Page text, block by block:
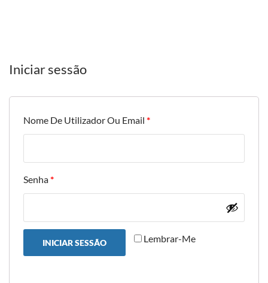
Iniciar sessão
Nome De Utilizador Ou Email *
Senha*
Lembrar-Me
INICIAR SESSÃO